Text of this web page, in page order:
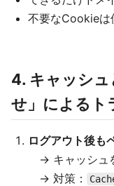
不要なCookieは
4. キャッシ
せ」によるト
ログアウト後も
→ キャッシュ
→ 対策：